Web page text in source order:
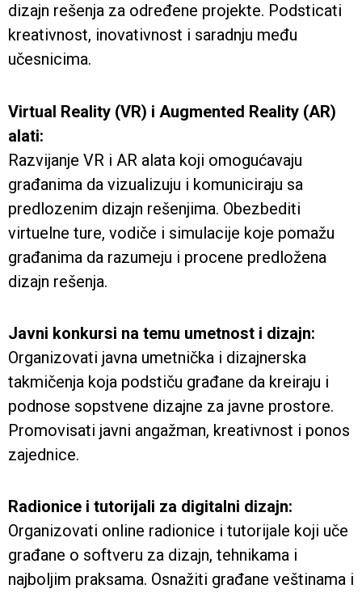
dizajn rešenja za određene projekte. Podsticati
kreativnost, inovativnost i saradnju među
učesnicima.
Virtual Reality (VR) i Augmented Reality (AR)
alati:
Razvijanje VR i AR alata koji omogućavaju
građanima da vizualizuju i komuniciraju sa
predlozenim dizajn rešenjima. Obezbediti
virtuelne ture, vodiče i simulacije koje pomažu
građanima da razumeju i procene predložena
dizajn rešenja.
Javni konkursi na temu umetnost i dizajn:
Organizovati javna umetnička i dizajnerska
takmičenja koja podstiču građane da kreiraju i
podnose sopstvene dizajne za javne prostore.
Promovisati javni angažman, kreativnost i ponos
zajednice.
Radionice i tutorijali za digitalni dizajn:
Organizovati online radionice i tutorijale koji uče
građane o softveru za dizajn, tehnikama i
najboljim praksama. Osnažiti građane veštinama i